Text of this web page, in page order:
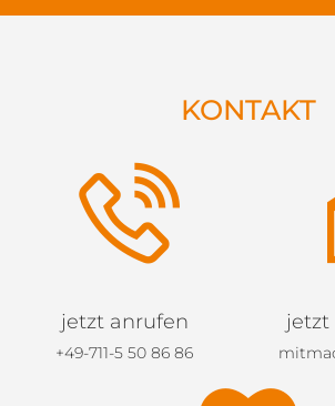
KONTAKT
jetzt anrufen
+49-711-5 50 86 86
jetzt